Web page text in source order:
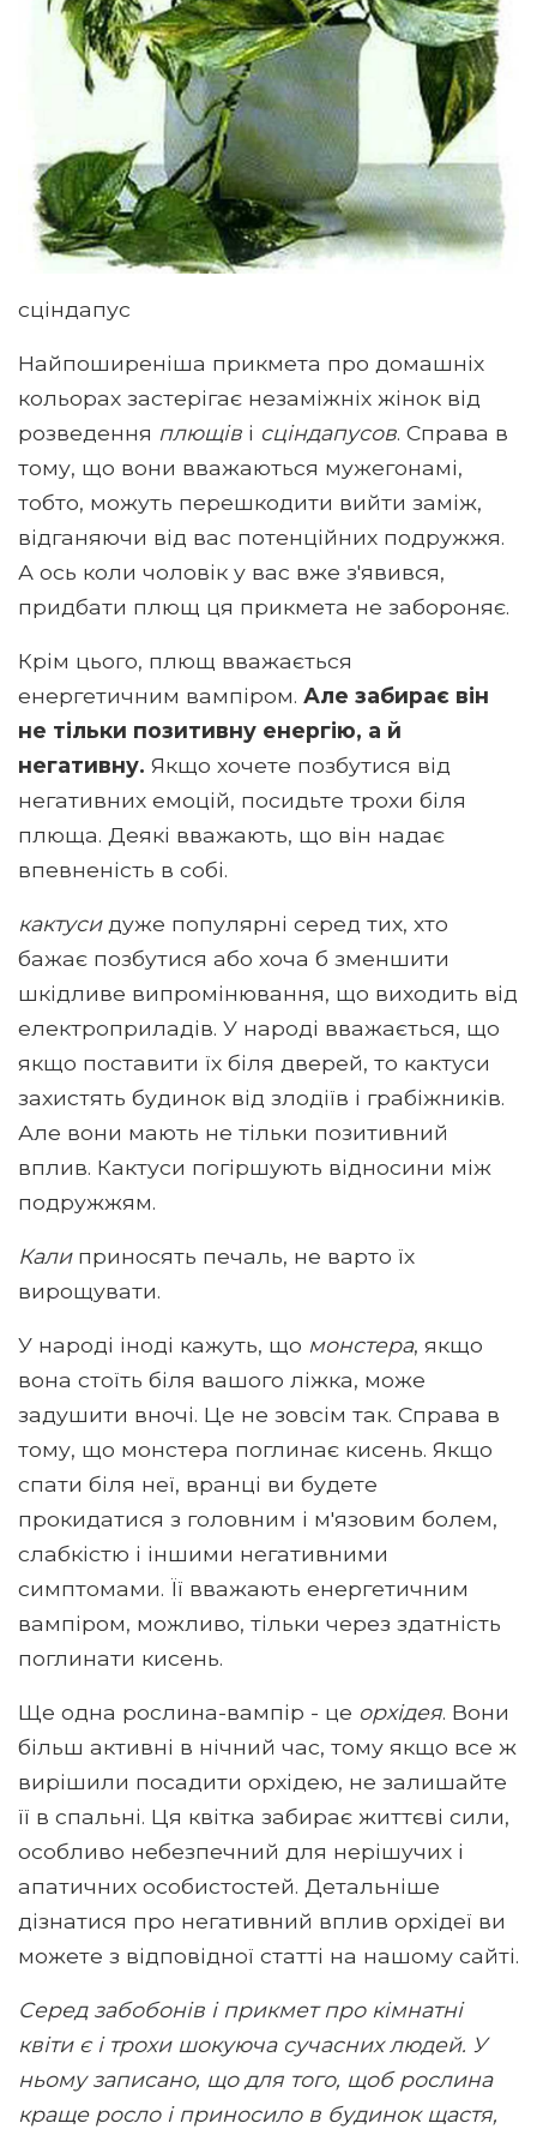
сціндапус
Найпоширеніша прикмета про домашніх
кольорах застерігає незаміжніх жінок від
розведення плющів і сціндапусов. Справа в
тому, що вони вважаються мужегонамі,
тобто, можуть перешкодити вийти заміж,
відганяючи від вас потенційних подружжя.
А ось коли чоловік у вас вже з'явився,
придбати плющ ця прикмета не забороняє.
Крім цього, плющ вважається
енергетичним вампіром. Але забирає він
не тільки позитивну енергію, а й
негативну. Якщо хочете позбутися від
негативних емоцій, посидьте трохи біля
плюща. Деякі вважають, що він надає
впевненість в собі.
кактусидуже популярні серед тих, хто
бажає позбутися або хоча б зменшити
шкідливе випромінювання, що виходить від
електроприладів. У народі вважається, що
якщо поставити їх біля дверей, то кактуси
захистять будинок від злодіїв і грабіжників.
Але вони мають не тільки позитивний
вплив. Кактуси погіршують відносини між
подружжям.
Калиприносять печаль, не варто їх
вирощувати.
У народі іноді кажуть, що монстера, якщо
вона стоїть біля вашого ліжка, може
задушити вночі. Це не зовсім так. Справа в
тому, що монстера поглинає кисень. Якщо
спати біля неї, вранці ви будете
прокидатися з головним і м'язовим болем,
слабкістю і іншими негативними
симптомами. Її вважають енергетичним
вампіром, можливо, тільки через здатність
поглинати кисень.
Ще одна рослина-вампір - це орхідея. Вони
більш активні в нічний час, тому якщо все ж
вирішили посадити орхідею, не залишайте
її в спальні. Ця квітка забирає життєві сили,
особливо небезпечний для нерішучих і
апатичних особистостей. Детальніше
дізнатися про негативний вплив орхідеї ви
можете з відповідної статті на нашому сайті.
Серед забобонів і прикмет про кімнатні
квіти є і трохи шокуюча сучасних людей. У
ньому записано, що для того, щоб рослина
краще росло і приносило в будинок щастя,